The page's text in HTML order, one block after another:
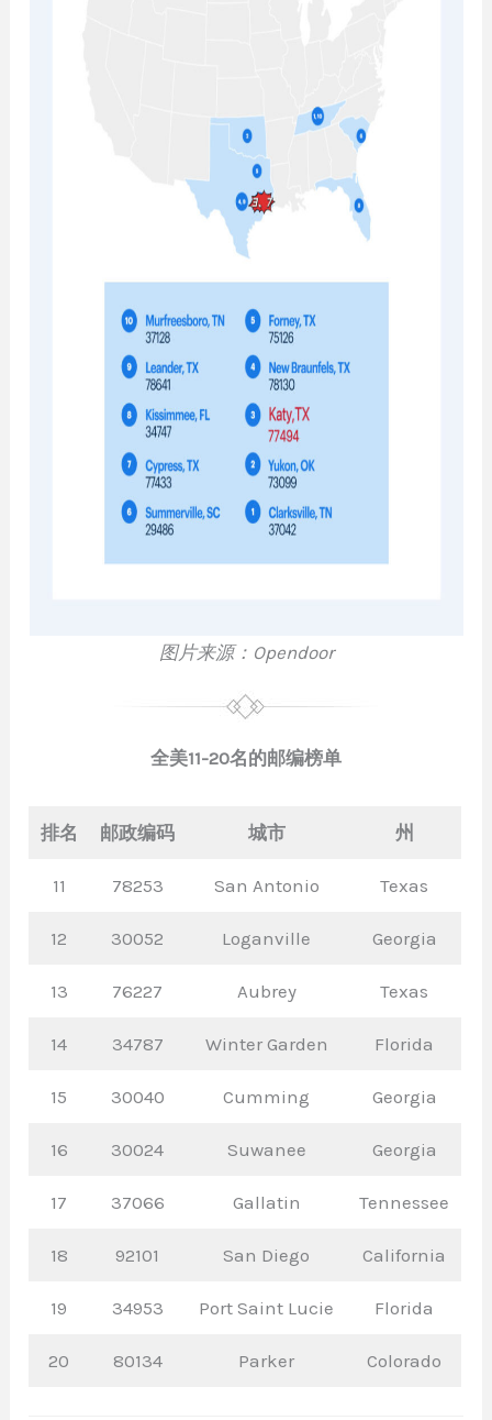
图片来源：Opendoor
全美11-20名的邮编榜单
排名 邮政编码 城市 州
11 78253 San Antonio Texas
12 30052 Loganville Georgia
13 76227 Aubrey Texas
14 34787 Winter Garden Florida
15 30040 Cumming Georgia
16 30024 Suwanee Georgia
17 37066 Gallatin Tennessee
18 92101 San Diego California
19 34953 Port Saint Lucie Florida
20 80134 Parker Colorado